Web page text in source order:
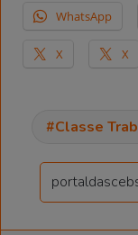
WhatsApp
X X
Classe